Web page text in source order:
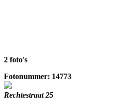
2 foto's
Fotonummer: 14773
Rechtestraat 25